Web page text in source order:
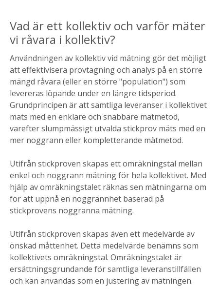
Vad är ett kollektiv och varför mäter
vi råvara i kollektiv?
Användningen av kollektiv vid mätning gör det möjligt
att effektivisera provtagning och analys på en större
mängd råvara (eller en större "population") som
levereras löpande under en längre tidsperiod.
Grundprincipen är att samtliga leveranser i kollektivet
mäts med en enklare och snabbare mätmetod,
varefter slumpmässigt utvalda stickprov mäts med en
mer noggrann eller kompletterande mätmetod.
Utifrån stickproven skapas ett omräkningstal mellan
enkel och noggrann mätning för hela kollektivet. Med
hjälp av omräkningstalet räknas sen mätningarna om
för att uppnå en noggrannhet baserad på
stickprovens noggranna mätning.
Utifrån stickproven skapas även ett medelvärde av
önskad måttenhet. Detta medelvärde benämns som
kollektivets omräkningstal. Omräkningstalet är
ersättningsgrundande för samtliga leveranstillfällen
och kan användas som en justering av mätningen.